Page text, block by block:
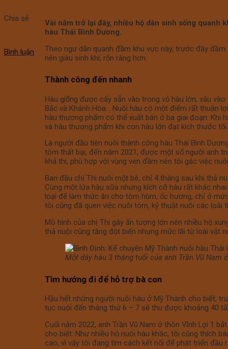
Chia sẻ
Bình luận
Vài năm trở lại đây, nhiều hộ dân sinh sống quanh
hàu Thái Bình Dương.
Theo ngư dân quanh đầm khu vực này, trước đây
nên giàu sinh khí, rộn ràng hơn.
Thành công đến nhanh
Hàu giống được cấy sẵn vào trong vỏ hàu lớn, xâu
Bắc và Khánh Hòa… Nuôi hàu có một điểm rất thuận
hàu thương phẩm có thể xuất bán ở ba giai đoạn:
và hàu thương phẩm khi con hàu lớn đạt kích thước
Là người đầu tiên nuôi thành công hàu Thái Bình
tôm thất bại, đến năm 2021, được một số người anh
khả thi, phù hợp với vùng ven đầm nên tôi gác việc
Ban đầu chị Thi nuôi một bè, chỉ 4 tháng sau khi thả
Cùng một lứa hàu sữa nhưng kích cỡ hàu rất khác
loại để làm thức ăn cho tôm hùm, ốc hương, chỉ ở
tôi cũng đã quen việc nuôi tôm, kỹ thuật nuôi các loài
Mô hình của chị Thi gây ấn tượng lớn nên nhiều hộ
thả nuôi cũng tăng đột biến nhưng mức lãi từ loài vật
Một dây hàu 3 tháng tuổi của anh Trần Vũ Nam
Tìm hướng đi để hỗ trợ bà con
Hầu hết những người nuôi hàu ở Mỹ Thành cho biết,
tục nuôi đến tháng thứ 6 – 7 sẽ thu được khoảng 40
Cuối năm 2022, anh Trần Vũ Nam ở thôn Vĩnh Lợi 1
cho biết: Như nhiều hộ nuôi hàu khác, tôi cũng thích
cao, vì vậy tôi đang tìm cách kết nối để phát triển đầu